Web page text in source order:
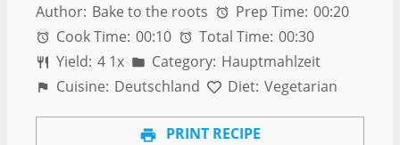
Author: Bake to the roots Prep Time: 00:20
Cook Time: 00:10 Total Time: 00:30
Yield: 4 1x Category: Hauptmahlzeit
Cuisine: Deutschland Diet: Vegetarian
PRINT RECIPE